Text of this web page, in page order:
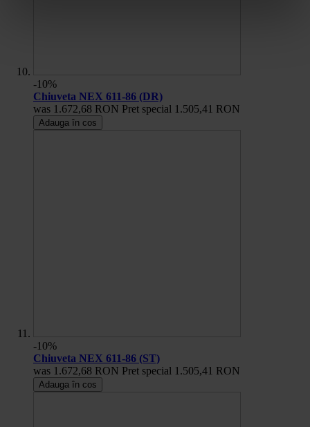
-10%
Chiuveta NEX 611-86 (DR)
was 1.672,68 RON Pret special 1.505,41 RON
Adauga în cos
-10%
Chiuveta NEX 611-86 (ST)
was 1.672,68 RON Pret special 1.505,41 RON
Adauga în cos